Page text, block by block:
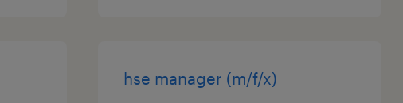
hse manager (m/f/x)